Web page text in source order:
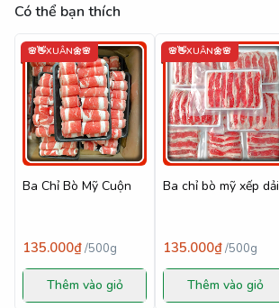
Có thể bạn thích
🌸👋XUÂN🌼🌸
Ba Chỉ Bò Mỹ Cuộn
135.000₫/500g
Thêm vào giỏ
🌸👋XUÂN🌼🌸
Ba chỉ bò mỹ xếp dải
135.000₫/500g
Thêm vào giỏ